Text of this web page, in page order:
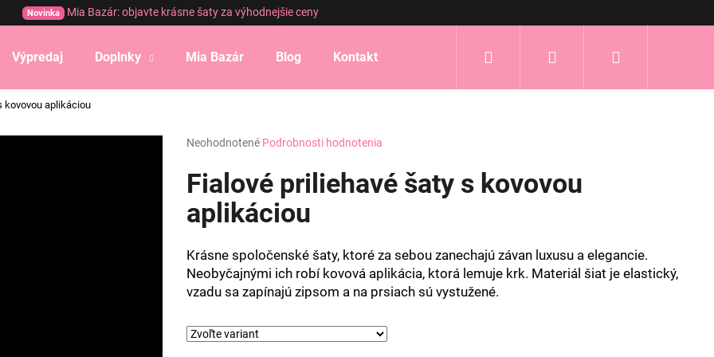
Novinka Mia Bazár: objavte krásne šaty za výhodnejšie ceny
Výpredaj Doplnky Mia Bazár Blog Kontakt Prihlásenie
kovovou aplikáciou
Priemerné
produktu
je
z
hviezdičiek.
Neohodnotené Podrobnosti hodnotenia
Fialové priliehavé šaty s kovovou
aplikáciou
Krásne spoločenské šaty, ktoré za sebou zanechajú závan luxusu a elegancie.
Neobyčajnými ich robí kovová aplikácia, ktorá lemuje krk. Materiál šiat je elastický,
vzadu sa zapínajú zipsom a na prsiach sú vystužené.
Čo potrebujete nájsť?
HĽADAŤ